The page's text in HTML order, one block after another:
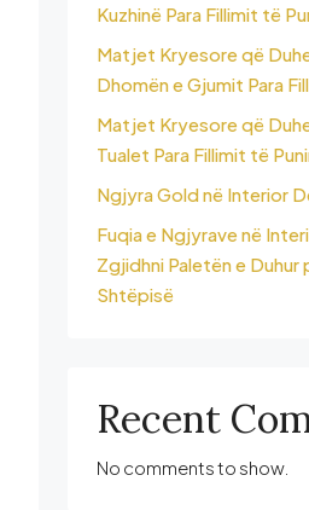
Kuzhinë Para Fillimit të
Matjet Kryesore që
Dhomën e Gjumit Para
Matjet Kryesore që
Tualet Para Fillimit të
Ngjyra Gold në Interior
Fuqia e Ngjyrave në
Zgjidhni Paletën e
Shtëpisë
Recent
No comments to show.